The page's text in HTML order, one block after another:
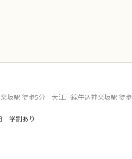
坂駅 徒歩5分 大江戸線牛込神楽坂駅 徒歩
学割あり